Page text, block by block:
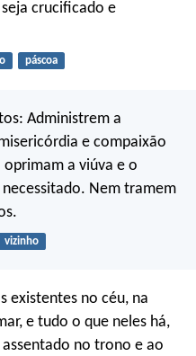
crucificado e
páscoa
Administrem a
e compaixão
a viúva e o
Nem tramem
vizinho
existentes no céu, na
e tudo o que neles há,
assentado no trono e ao